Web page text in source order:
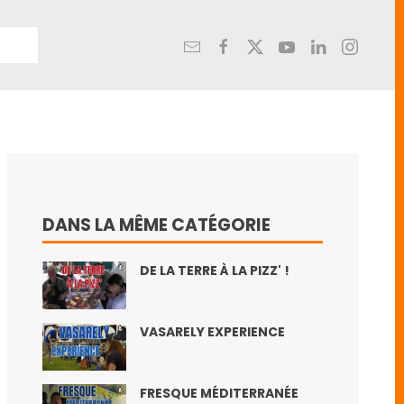
DANS LA MÊME CATÉGORIE
DE LA TERRE À LA PIZZ' !
VASARELY EXPERIENCE
FRESQUE MÉDITERRANÉE